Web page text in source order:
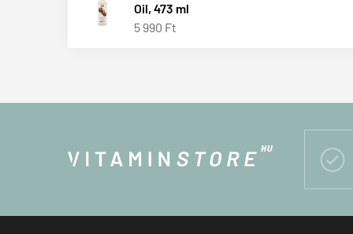
Oil, 473 ml
5 990 Ft
